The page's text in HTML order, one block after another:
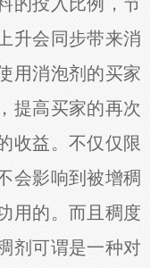
的投入比例，节
升会同步带来消
用消泡剂的买家
提高买家的再次
收益。不仅仅限
会影响到被增稠
用的。而且稠度
剂可谓是一种对